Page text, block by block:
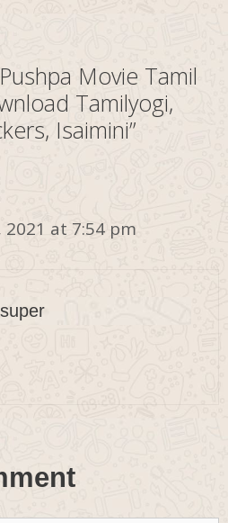
Movie Tamil
Tamilyogi,
Isaimini”
2021 at 7:54 pm